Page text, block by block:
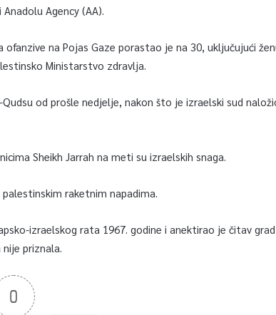
Agency (AA).
na Pojas Gaze porastao je na 30, uključujući
Ministarstvo zdravlja.
od prošle nedjelje, nakon što je izraelski sud
Sheikh Jarrah na meti su izraelskih snaga.
raketnim napadima.
izraelskog rata 1967. godine i anektirao je čitav grad
priznala.
0